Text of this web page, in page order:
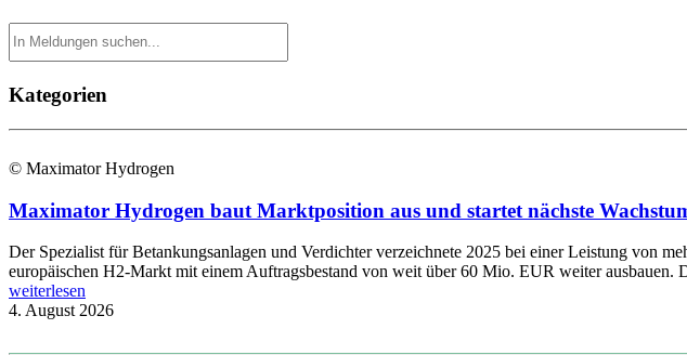
Kategorien
© Maximator Hydrogen
Maximator Hydrogen baut Marktposition aus und startet nächste
Der Spezialist für Betankungsanlagen und Verdichter verzeichnete 2025 bei einer Leistung von
europäischen H2-Markt mit einem Auftragsbestand von weit über 60 Mio. EUR weiter
weiterlesen
4. August 2026